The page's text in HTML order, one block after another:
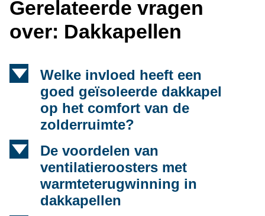
Gerelateerde vragen
over: Dakkapellen
d
Welke invloed heeft een
goed geïsoleerde dakkapel
op het comfort van de
zolderruimte?
d
De voordelen van
ventilatieroosters met
warmteterugwinning in
dakkapellen